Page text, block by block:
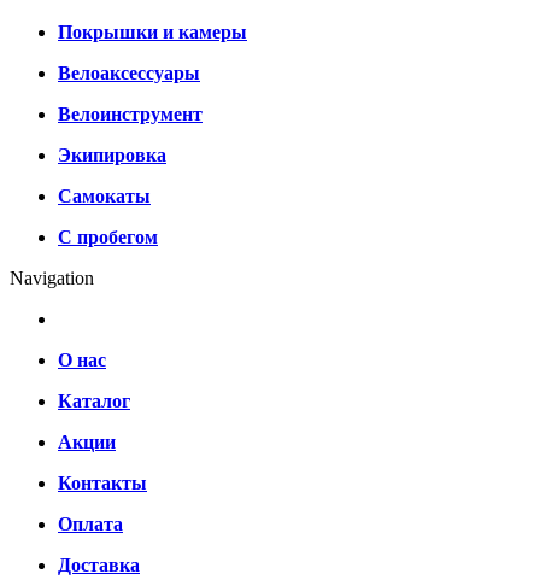
Покрышки и камеры
Велоаксессуары
Велоинструмент
Экипировка
Самокаты
С пробегом
Navigation
О нас
Каталог
Акции
Контакты
Оплата
Доставка